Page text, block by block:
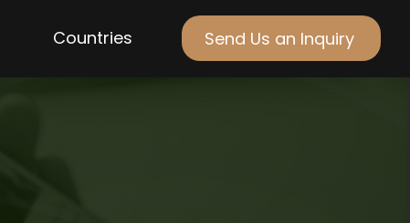
Countries Send Us an Inquiry